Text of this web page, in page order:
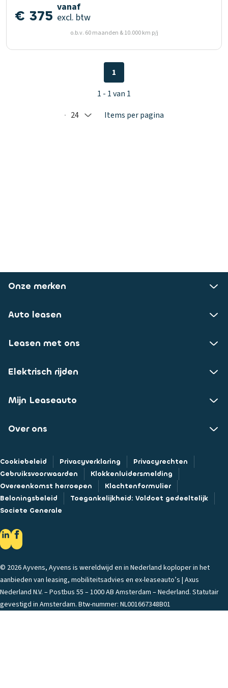
€ 375 vanaf
excl. btw
o.b.v. 60 maanden & 10.000 km p/j
Selected: 24
24 Items per pagina
1
1 - 1 van 1
Onze merken
Auto leasen
Leasen met ons
Elektrisch rijden
Mijn Leaseauto
Over ons
Cookiebeleid Privacyverklaring
Privacyrechten
Gebruiksvoorwaarden
Klokkenluidersmelding
Overeenkomst herroepen
Klachtenformulier
Beloningsbeleid
Toegankelijkheid: Voldoet gedeeltelijk
Societe Generale
© 2026 Ayvens, Ayvens is wereldwijd en in Nederland koploper in het
aanbieden van leasing, mobiliteitsadvies en ex-leaseauto’s | Axus
Nederland N.V. – Postbus 55 – 1000 AB Amsterdam – Nederland. Statutair
gevestigd in Amsterdam. Btw-nummer: NL001667348B01